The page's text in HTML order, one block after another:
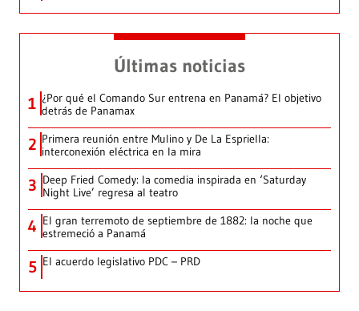
Últimas noticias
1 ¿Por qué el Comando Sur entrena en Panamá? El objetivo
detrás de Panamax
2 Primera reunión entre Mulino y De La Espriella:
interconexión eléctrica en la mira
3 Deep Fried Comedy: la comedia inspirada en ‘Saturday
Night Live’ regresa al teatro
4 El gran terremoto de septiembre de 1882: la noche que
estremeció a Panamá
5 El acuerdo legislativo PDC – PRD